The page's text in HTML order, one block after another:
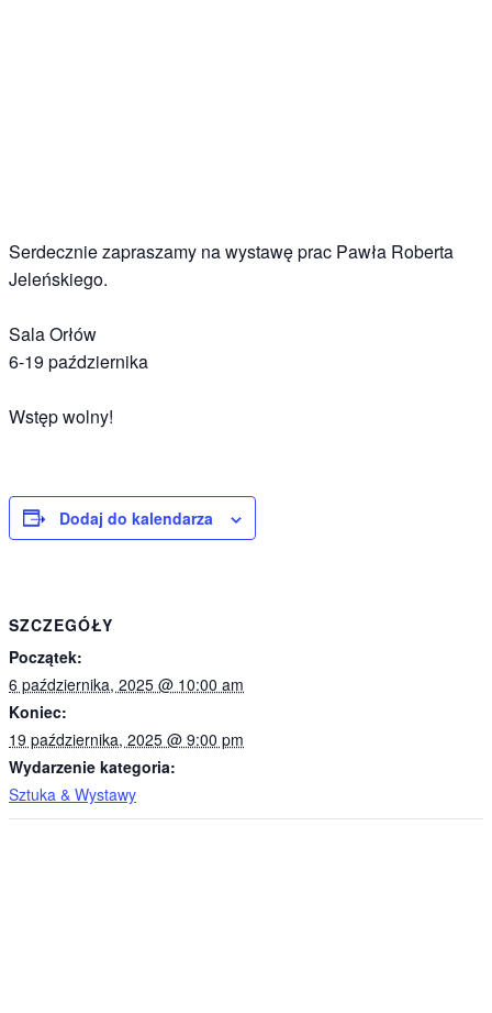
Serdecznie zapraszamy na wystawę prac Pawła Roberta
Jeleńskiego.
Sala Orłów
6-19 października
Wstęp wolny!
Dodaj do kalendarza
SZCZEGÓŁY
Początek:
6 października, 2025 @ 10:00 am
Koniec:
19 października, 2025 @ 9:00 pm
Wydarzenie kategoria:
Sztuka & Wystawy